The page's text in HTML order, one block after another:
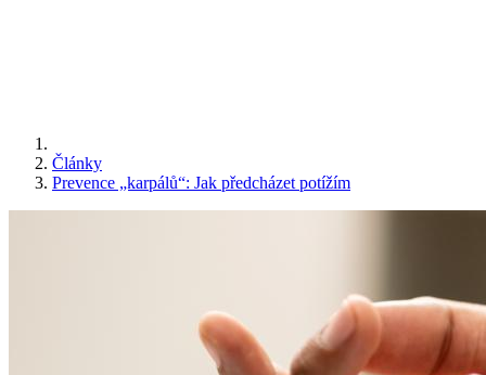
Články
Prevence „karpálů“: Jak předcházet potížím